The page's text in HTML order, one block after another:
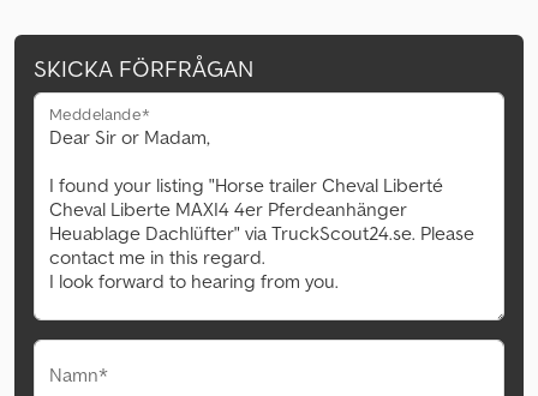
SKICKA FÖRFRÅGAN
Meddelande*
Namn*